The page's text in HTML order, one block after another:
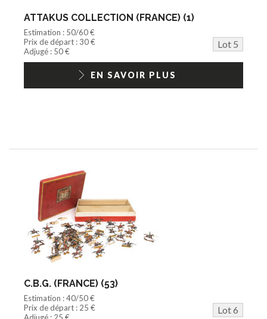
ATTAKUS COLLECTION (FRANCE) (1)
Estimation : 50/60 €
Prix de départ : 30 €
Lot 5
Adjugé : 50 €
EN SAVOIR PLUS
C.B.G. (FRANCE) (53)
Estimation : 40/50 €
Prix de départ : 25 €
Lot 6
Adjugé : 25 €